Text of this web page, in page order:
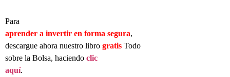
Para
aprender a invertir en forma segura,
descargue ahora nuestro libro gratis Todo
sobre la Bolsa, haciendo clic
aquí.